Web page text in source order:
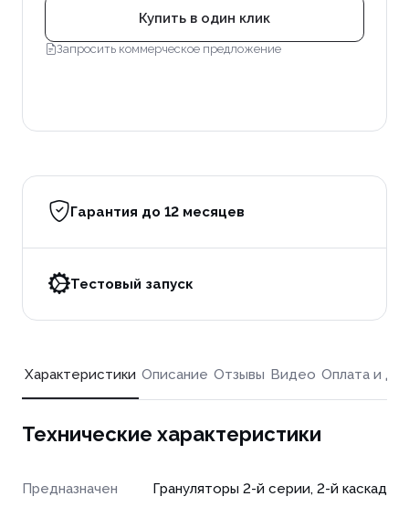
Купить в один клик
Запросить коммерческое предложение
Гарантия до 12 месяцев
Тестовый запуск
Характеристики Описание Отзывы Видео Оплата и
Технические характеристики
Предназначен Грануляторы 2-й серии, 2-й каскад